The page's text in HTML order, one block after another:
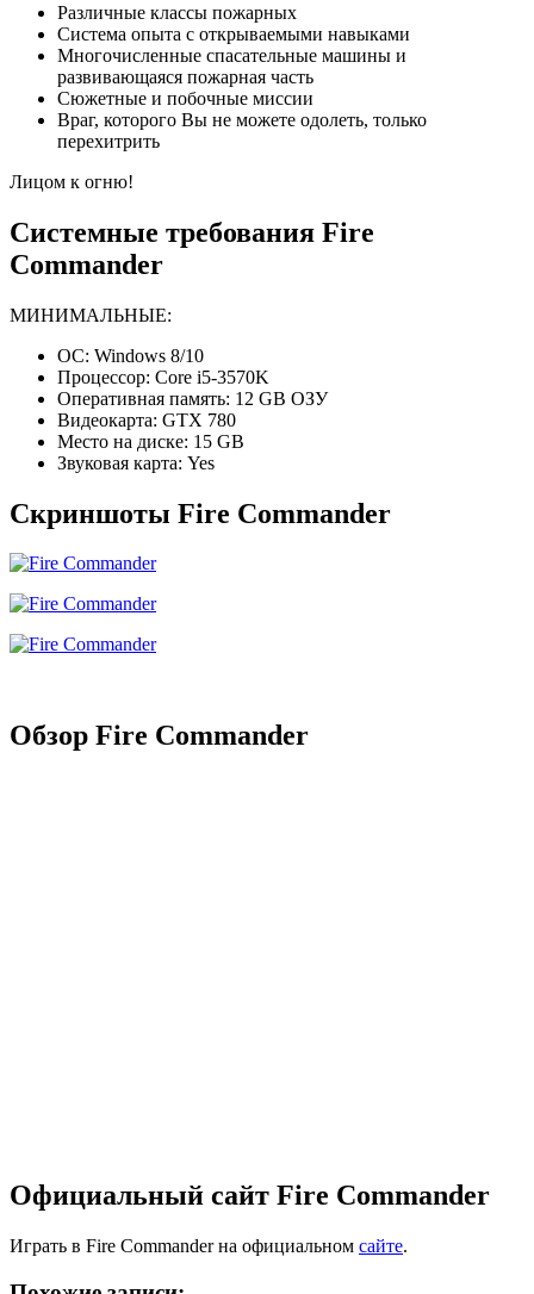
Различные классы пожарных
Система опыта с открываемыми навыками
Многочисленные спасательные машины и
развивающаяся пожарная часть
Сюжетные и побочные миссии
Враг, которого Вы не можете одолеть, только
перехитрить
Лицом к огню!
Системные требования Fire
Commander
МИНИМАЛЬНЫЕ:
ОС: Windows 8/10
Процессор: Core i5-3570K
Оперативная память: 12 GB ОЗУ
Видеокарта: GTX 780
Место на диске: 15 GB
Звуковая карта: Yes
Скриншоты Fire Commander
Обзор Fire Commander
Официальный сайт Fire Commander
Играть в Fire Commander на официальном сайте.